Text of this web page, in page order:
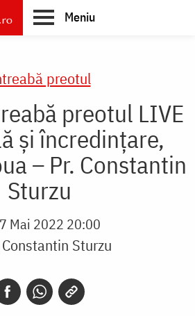
Meniu
preotul
preotul LIVE
și încredințare,
– Pr. Constantin
Sturzu
Mai 2022 20:00
Constantin Sturzu